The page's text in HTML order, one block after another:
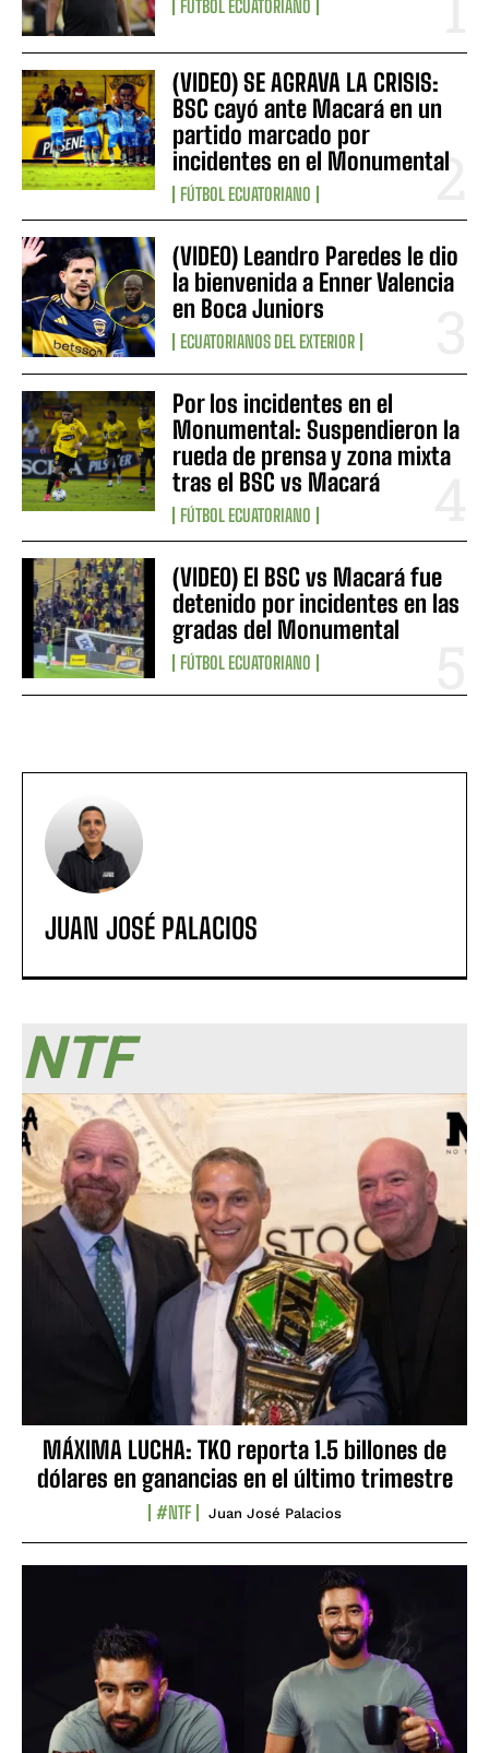
FÚTBOL ECUATORIANO
(VIDEO) SE AGRAVA LA CRISIS:
BSC cayó ante Macará en un
partido marcado por
incidentes en el Monumental
FÚTBOL ECUATORIANO
(VIDEO) Leandro Paredes le dio
la bienvenida a Enner Valencia
en Boca Juniors
ECUATORIANOS DEL EXTERIOR
Por los incidentes en el
Monumental: Suspendieron la
rueda de prensa y zona mixta
tras el BSC vs Macará
FÚTBOL ECUATORIANO
(VIDEO) El BSC vs Macará fue
detenido por incidentes en las
gradas del Monumental
FÚTBOL ECUATORIANO
JUAN JOSÉ PALACIOS
NTF
MÁXIMA LUCHA: TKO reporta 1.5 billones de
dólares en ganancias en el último trimestre
#NTF Juan José Palacios